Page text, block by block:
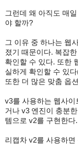
그런데 왜 아직도 매
야 할까?
그 이유 중 하나는 웹
졌기 때문이다. 복잡
확인할 수 있다. 또한
실하게 확인할 수 있
또한 더 많은 맞춤 옵
v3를 사용하는 웹사
거나 v3 엔진이 충분
템으로 v2를 구현한다.
리캡차 v2를 사용하